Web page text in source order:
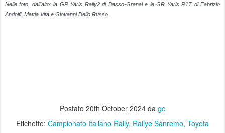
Nelle foto, dall’alto: la GR Yaris Rally2 di Basso-Granai e le GR Yaris R1T di Fabrizio
Andolfi, Mattia Vita e Giovanni Dello Russo.
Postato 20th October 2024 da gc
Etichette: Campionato Italiano Rally Rallye Sanremo Toyota